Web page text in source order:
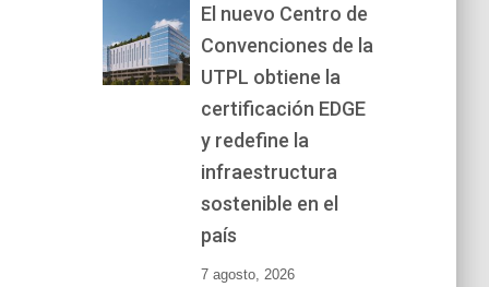
El nuevo Centro de
Convenciones de la
UTPL obtiene la
certificación EDGE
y redefine la
infraestructura
sostenible en el
país
7 agosto, 2026